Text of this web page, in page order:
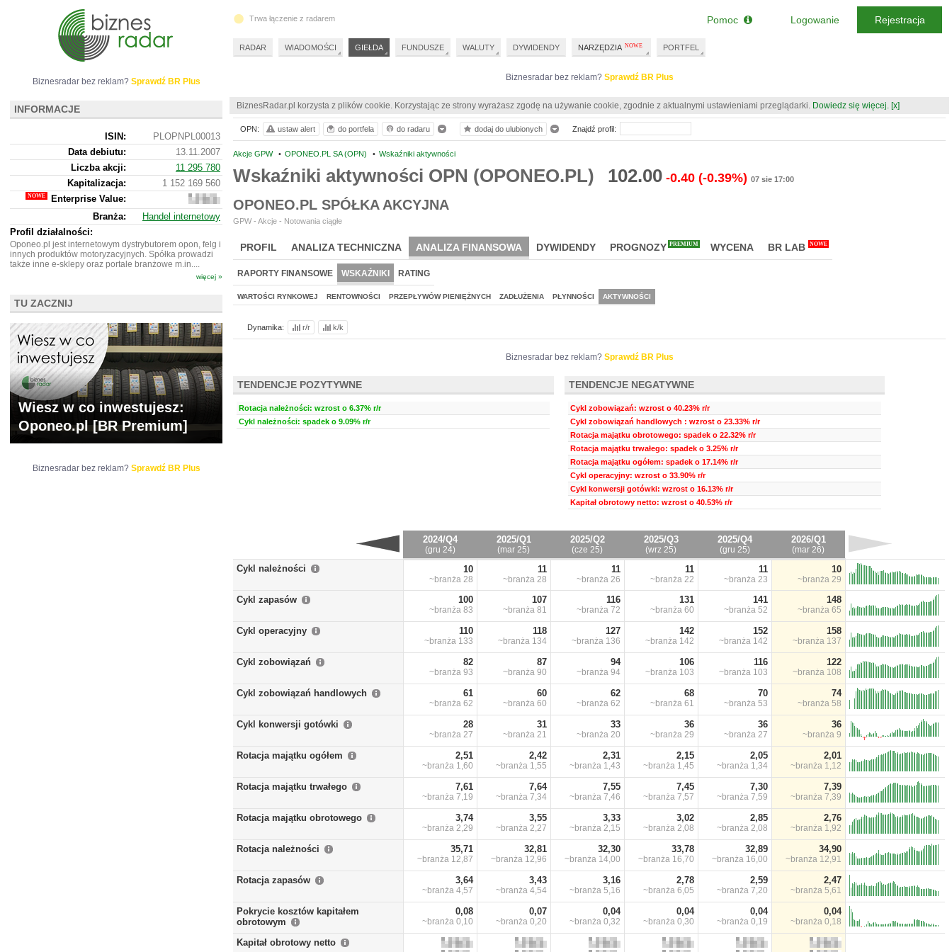
Biznesradar bez reklam? Sprawdź BR Plus
BiznesRadar.pl korzysta z plików cookie. Korzystając ze strony wyrażasz zgodę na używanie cookie, zgodnie z aktualnymi ustawieniami przeglądarki. Dowiedz się więcej. [x]
Akcje GPW • OPONEO.PL SA (OPN) • Wskaźniki aktywności
Wskaźniki aktywności OPN (OPONEO.PL) 102.00 -0.40 (-0.39%) 07 sie 17:00
OPONEO.PL SPÓŁKA AKCYJNA
GPW - Akcje - Notowania ciągłe
PROFIL ANALIZA TECHNICZNA ANALIZA FINANSOWA DYWIDENDY PROGNOZY PREMIUM WYCENA BR LAB NOWE
RAPORTY FINANSOWE WSKAŹNIKI RATING
WARTOŚCI RYNKOWEJ RENTOWNOŚCI PRZEPŁYWÓW PIENIĘŻNYCH ZADŁUŻENIA PŁYNNOŚCI AKTYWNOŚCI
Dynamika: r/r k/k
Biznesradar bez reklam? Sprawdź BR Plus
TENDENCJE POZYTYWNE
Rotacja należności: wzrost o 6.37% r/r
Cykl należności: spadek o 9.09% r/r
TENDENCJE NEGATYWNE
Cykl zobowiązań: wzrost o 40.23% r/r
Cykl zobowiązań handlowych : wzrost o 23.33% r/r
Rotacja majątku obrotowego: spadek o 22.32% r/r
Rotacja majątku trwałego: spadek o 3.25% r/r
Rotacja majątku ogółem: spadek o 17.14% r/r
Cykl operacyjny: wzrost o 33.90% r/r
Cykl konwersji gotówki: wzrost o 16.13% r/r
Kapitał obrotowy netto: wzrost o 40.53% r/r
2024/Q4
(gru 24)
2025/Q1
(mar 25)
2025/Q2
(cze 25)
2025/Q3
(wrz 25)
2025/Q4
(gru 25)
2026/Q1
(mar 26)
Cykl należności 10
~branża 28
11
~branża 28
11
~branża 26
11
~branża 22
11
~branża 23
10
~branża 29
Cykl zapasów 100
~branża 83
107
~branża 81
116
~branża 72
131
~branża 60
141
~branża 52
148
~branża 65
Cykl operacyjny 110
~branża 133
118
~branża 134
127
~branża 136
142
~branża 142
152
~branża 142
158
~branża 137
Cykl zobowiązań 82
~branża 93
87
~branża 90
94
~branża 94
106
~branża 103
116
~branża 103
122
~branża 108
Cykl zobowiązań handlowych 61
~branża 62
60
~branża 60
62
~branża 62
68
~branża 61
70
~branża 53
74
~branża 58
Cykl konwersji gotówki 28
~branża 27
31
~branża 21
33
~branża 20
36
~branża 29
36
~branża 27
36
~branża 9
Rotacja majątku ogółem 2,51
~branża 1,60
2,42
~branża 1,55
2,31
~branża 1,43
2,15
~branża 1,45
2,05
~branża 1,34
2,01
~branża 1,12
Rotacja majątku trwałego 7,61
~branża 7,19
7,64
~branża 7,34
7,55
~branża 7,46
7,45
~branża 7,57
7,30
~branża 7,59
7,39
~branża 7,39
Rotacja majątku obrotowego 3,74
~branża 2,29
3,55
~branża 2,27
3,33
~branża 2,15
3,02
~branża 2,08
2,85
~branża 2,08
2,76
~branża 1,92
Rotacja należności 35,71
~branża 12,87
32,81
~branża 12,96
32,30
~branża 14,00
33,78
~branża 16,70
32,89
~branża 16,00
34,90
~branża 12,91
Rotacja zapasów 3,64
~branża 4,57
3,43
~branża 4,54
3,16
~branża 5,16
2,78
~branża 6,05
2,59
~branża 7,20
2,47
~branża 5,61
Pokrycie kosztów kapitałem
obrotowym
0,08
~branża 0,10
0,07
~branża 0,20
0,04
~branża 0,32
0,04
~branża 0,30
0,04
~branża 0,19
0,04
~branża 0,18
Kapitał obrotowy netto
OPN: ustaw alert do portfela do radaru dodaj do ulubionych Znajdź profil:
Biznesradar bez reklam? Sprawdź BR Plus
INFORMACJE
ISIN:
PLOPNPL00013
Data debiutu:
13.11.2007
Liczba akcji:
11 295 780
Kapitalizacja:
1 152 169 560
Enterprise Value:
1
531
999
Branża:
Handel internetowy
Profil działalności:
Oponeo.pl jest internetowym dystrybutorem opon, felg i
innych produktów motoryzacyjnych. Spółka prowadzi
także inne e-sklepy oraz portale branżowe m.in....
więcej »
TU ZACZNIJ
Wiesz w co inwestujesz:
Oponeo.pl [BR Premium]
Biznesradar bez reklam? Sprawdź BR Plus
Trwa łączenie z radarem
RADAR WIADOMOŚCI GIEŁDA FUNDUSZE WALUTY DYWIDENDY NARZĘDZIA PORTFEL
Pomoc Logowanie Rejestracja